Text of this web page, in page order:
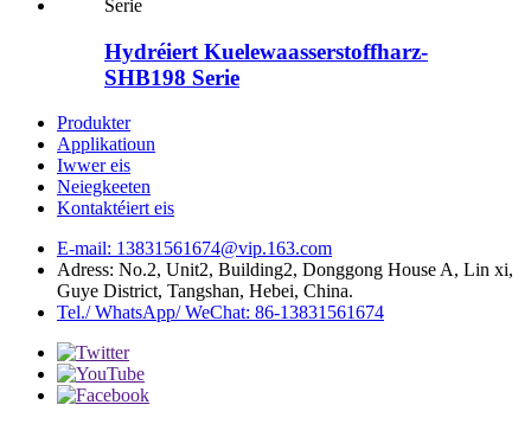
Hydréiert Kuelewaasserstoffharz-
SHB198 Serie
Produkter
Applikatioun
Iwwer eis
Neiegkeeten
Kontaktéiert eis
E-mail: 13831561674@vip.163.com
Adress: No.2, Unit2, Building2, Donggong House A, Lin xi,
Guye District, Tangshan, Hebei, China.
Tel./ WhatsApp/ WeChat: 86-13831561674